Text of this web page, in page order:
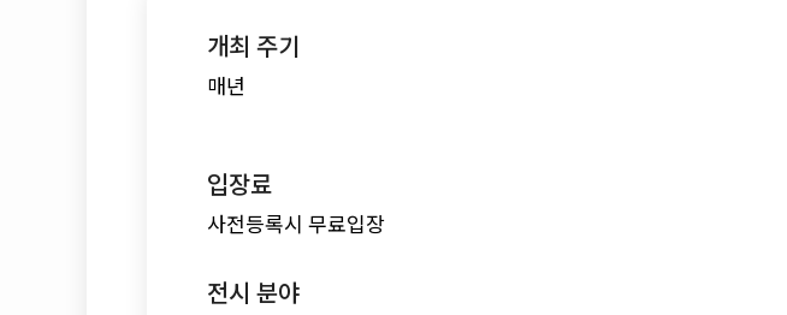
개최 주기
매년
입장료
사전등록시 무료입장
전시 분야